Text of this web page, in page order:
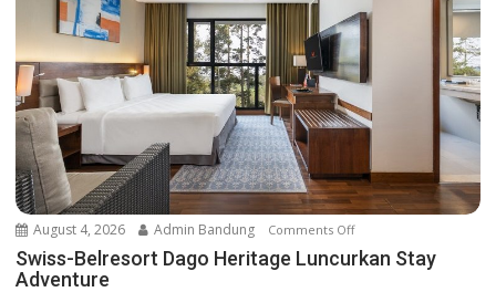
e
o
t
g
o
e
August 4, 2026 Admin Bandung Comments Offo
n
Swiss-Belresort Dago Heritage Luncurkan Stay
Adventure